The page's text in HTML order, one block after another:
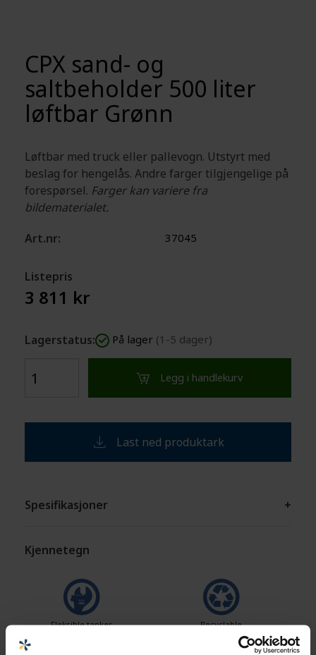
Spesifikasjoner +
Kjennetegn
Fleksible tanker Recyclable
CPX sand- og
saltbeholder 500 liter
løftbar Grønn
Løftbar med truck eller pallevogn. Utstyrt med
beslag for hengelås. Andre farger tilgjengelige på
forespørsel. Farger kan variere fra
bildematerialet.
Art.nr:
37045
Listepris
3 811 kr
Lagerstatus: På lager (1-5 dager)
Legg i handlekurv
Last ned produktark